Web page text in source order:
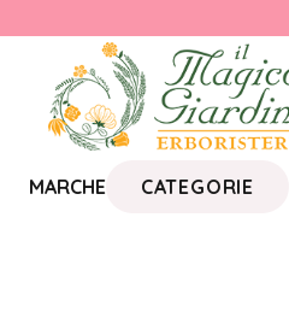
MARCHE CATEGORIE